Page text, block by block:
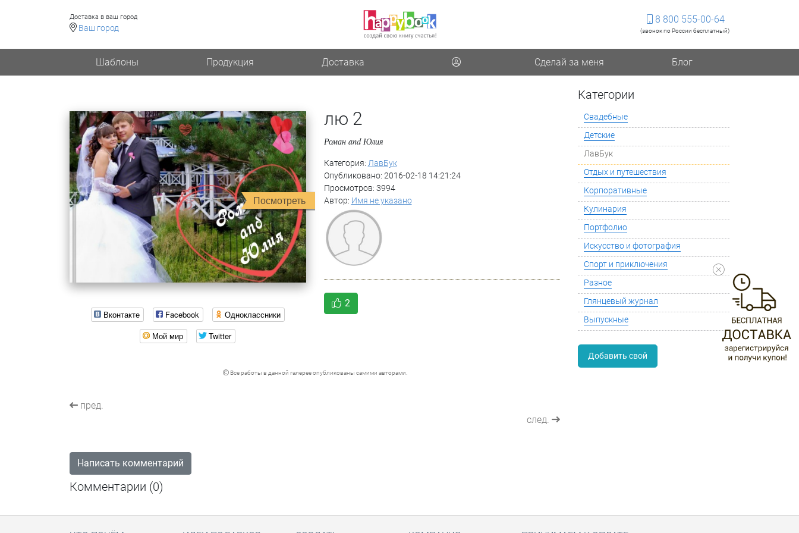
Доставка в ваш город
Ваш город
8 800 555-00-64
(звонок по России бесплатный)
Шаблоны Продукция Доставка Сделай за меня Блог
Посмотреть
Вконтакте Facebook
Одноклассники
Мой мир
Twitter
лю 2
Роман and Юлия
Категория: ЛавБук
Опубликовано: 2016-02-18 14:21:24
Просмотров: 3994
Автор: Имя не указано
2
Все работы в данной галерее опубликованы самими авторами.
пред.
след.
Категории
Свадебные
Детские
ЛавБук
Отдых и путешествия
Корпоративные
Кулинария
Портфолио
Искусство и фотография
Спорт и приключения
Разное
Глянцевый журнал
Выпускные
Добавить свой
Написать комментарий
Комментарии (0)